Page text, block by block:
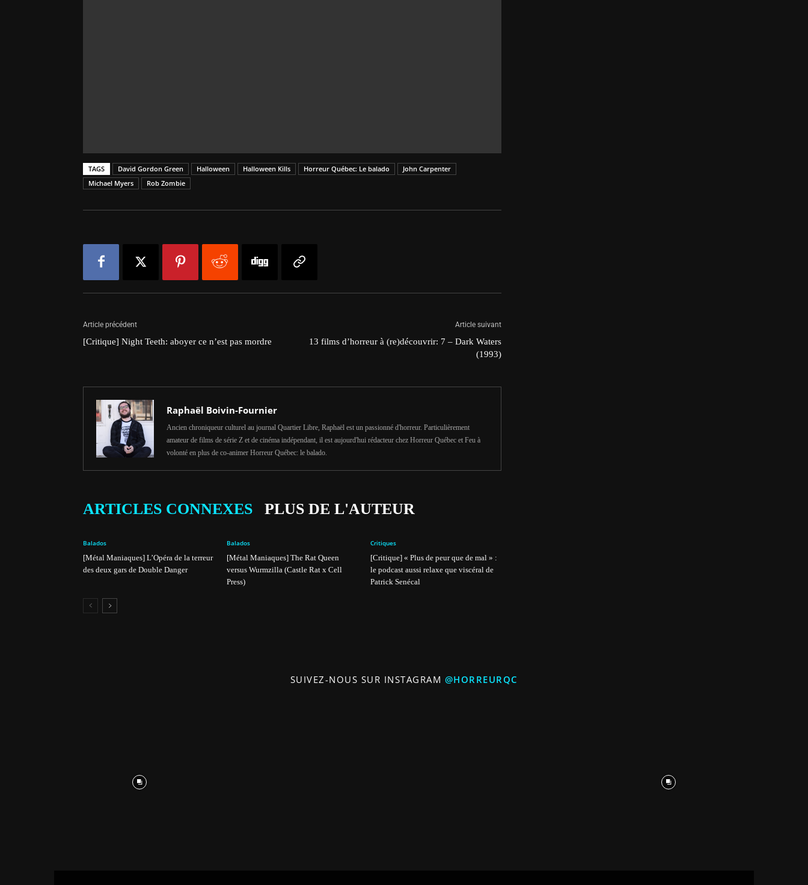
TAGS David Gordon Green Halloween Halloween Kills Horreur Québec: Le balado
John Carpenter
Michael Myers
Rob Zombie
Article précédent
[Critique] Night Teeth: aboyer ce n’est pas mordre
Article suivant
13 films d’horreur à (re)découvrir: 7 – Dark Waters
(1993)
Raphaël Boivin-Fournier
Ancien chroniqueur culturel au journal Quartier Libre, Raphaël est un passionné d'horreur. Particulièrement
amateur de films de série Z et de cinéma indépendant, il est aujourd'hui rédacteur chez Horreur Québec et Feu à
volonté en plus de co-animer Horreur Québec: le balado.
ARTICLES CONNEXES PLUS DE L'AUTEUR
Balados
[Métal Maniaques] L’Opéra de la terreur
des deux gars de Double Danger
Balados
[Métal Maniaques] The Rat Queen
versus Wurmzilla (Castle Rat x Cell
Press)
Critiques
[Critique] « Plus de peur que de mal » :
le podcast aussi relaxe que viscéral de
Patrick Senécal
SUIVEZ-NOUS SUR INSTAGRAM @HORREURQC